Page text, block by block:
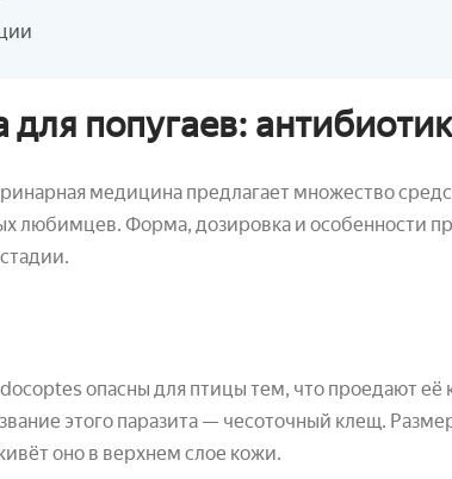
для попугаев:
медицина предлагает множество
любимцев. Форма, дозировка и особенности
опасны для птицы тем, что проедают её
этого паразита — чесоточный клещ.
оно в верхнем слое кожи.